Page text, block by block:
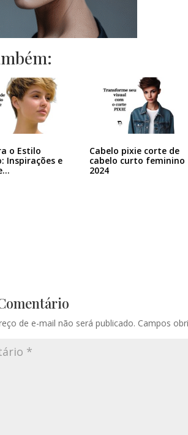
o Estilo
Inspirações e
Cabelo pixie corte de
cabelo curto feminino
2024
de e-mail não será publicado. Campos